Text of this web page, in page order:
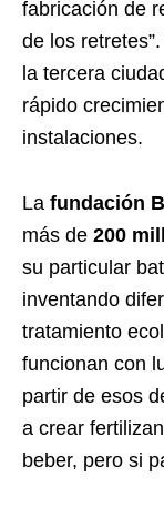
fabricación de
de los
la tercera
rápido
instalaciones.
La fundación
más de 200
su particular
inventando
tratamiento
funcionan con
partir de esos
a crear
beber, pero si